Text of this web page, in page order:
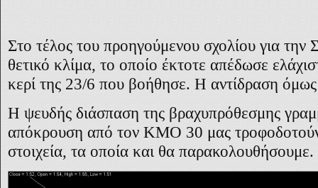
Στο τέλος του προηγούμενου σχολίου για την
θετικό κλίμα, το οποίο έκτοτε απέδωσε
κερί της 23/6 που βοήθησε. Η αντίδραση όμως
Η ψευδής διάσπαση της βραχυπρόθεσμης
απόκρουση από τον ΚΜΟ 30 μας τροφοδοτούν
στοιχεία, τα οποία και θα παρακολουθήσουμε.